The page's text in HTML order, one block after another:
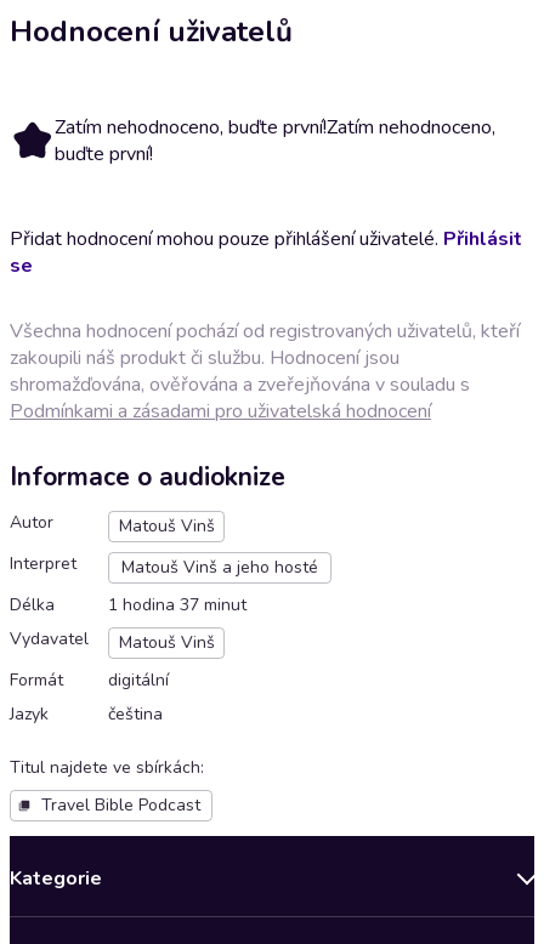
Hodnocení uživatelů
Zatím nehodnoceno, buďte první!Zatím nehodnoceno,
buďte první!
Přidat hodnocení mohou pouze přihlášení uživatelé. Přihlásit
se
Všechna hodnocení pochází od registrovaných uživatelů, kteří
zakoupili náš produkt či službu. Hodnocení jsou
shromažďována, ověřována a zveřejňována v souladu s
Podmínkami a zásadami pro uživatelská hodnocení
Informace o audioknize
Autor
Matouš Vinš
Interpret
Matouš Vinš a jeho hosté
Délka
1 hodina 37 minut
Vydavatel
Matouš Vinš
Formát
digitální
Jazyk
čeština
Titul najdete ve sbírkách:
Travel Bible Podcast
Kategorie